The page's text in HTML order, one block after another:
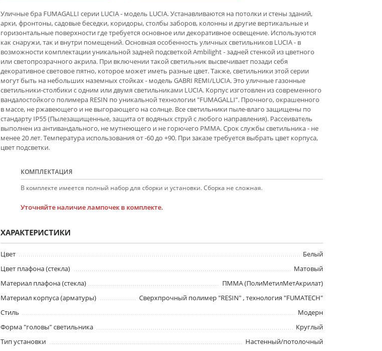
Уличные бра FUMAGALLI серии LUCIA - модель LUCIA. Устанавливаются на потолки и стены зданий,
арки, фронтоны, садовые беседки, коридоры, столбы заборов, колонны и другие вертикальные и
горизонтальные поверхности где требуется основное или декоративное освещение. Используются
как снаружи, так и внутри помещений. Основная особенность уличных светильников LUCIA - в
возможности комплектации уникальной задней подсветкой Ambilight - задней стенкой из цветного
или светопрозрачного акрила. При включении такой светильник высвечивает позади себя
декоративное световое пятно, которое может иметь разные цвет. Также, светильники этой серии
могут быть на небольших наземных стойках - модель GABRI REMI/LUCIA. Это уличные газонные
светильники-столбики с одним или двумя светильниками LUCIA. Корпус изготовлен из современного
вандалостойкого полимера RESIN по уникальной технологии "FUMAGALLI". Прочного, окрашенного
в массе, не ржавеющего и не выгорающего на солнце. Все светильники пыле-влаго защищены по
стандарту IP55 (Пылезащищенные, защита от водяных струй с любого направления). Рассеиватель
выполнен из антивандального, не мутнеющего и не горючего PMMA. Срок службы светильника - не
менее 20 лет. Температура использования от -60 до +90. При заказе требуется выбрать цвет корпуса,
цвет подсветки.
КОМПЛЕКТАЦИЯ
В комплекте имеется полный набор для сборки и установки. Сборка не сложная.
Уточняйте наличие лампочек в комплекте.
ХАРАКТЕРИСТИКИ
Цвет
Белый
Цвет плафона (стекла)
Матовый
Материал плафона (стекла)
ПММА (ПолиМетилМетАкрилат)
Материал корпуса (арматуры)
Сверхпрочный полимер "RESIN" , технология "FUMATECH"
Стиль
Модерн
Форма "головы" светильника
Круглый
Тип установки
Настенный/потолочный